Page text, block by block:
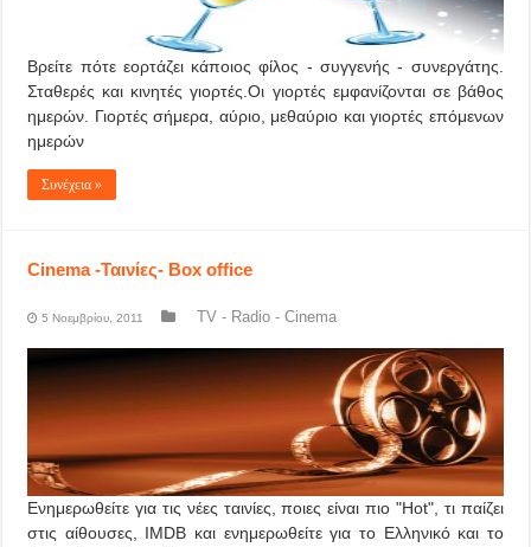
Βρείτε πότε εορτάζει κάποιος φίλος - συγγενής - συνεργάτης.
Σταθερές και κινητές γιορτές.Οι γιορτές εμφανίζονται σε βάθος
ημερών. Γιορτές σήμερα, αύριο, μεθαύριο και γιορτές επόμενων
ημερών
Συνέχεια »
Cinema -Ταινίες- Box office
5 Νοεμβρίου, 2011 TV - Radio - Cinema
Ενημερωθείτε για τις νέες ταινίες, ποιες είναι πιο "Hot", τι παίζει
στις αίθουσες, IMDB και ενημερωθείτε για το Ελληνικό και το